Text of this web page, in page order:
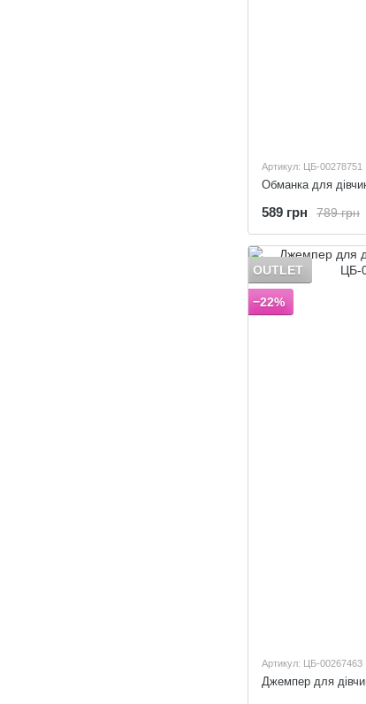
Артикул: ЦБ-00278751
Обманка для
789 грн
589 грн
OUTLET
−22%
Артикул: ЦБ-00267463
Джемпер для